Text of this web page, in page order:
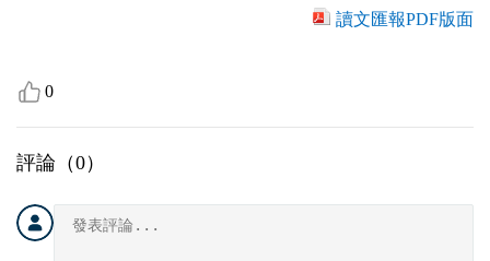
讀文匯報PDF版面
0
評論（0）